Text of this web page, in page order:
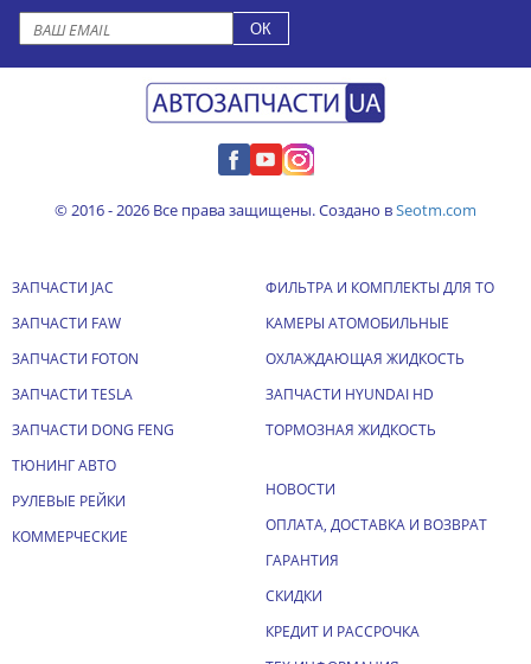
© 2016 - 2026 Все права защищены. Создано вSeotm.com
ЗАПЧАСТИ JAC
ЗАПЧАСТИ FAW
ЗАПЧАСТИ FOTON
ЗАПЧАСТИ TESLA
ЗАПЧАСТИ DONG FENG
ТЮНИНГ АВТО
РУЛЕВЫЕ РЕЙКИ
КОММЕРЧЕСКИЕ
ФИЛЬТРА И КОМПЛЕКТЫ ДЛЯ ТО
КАМЕРЫ АТОМОБИЛЬНЫЕ
ОХЛАЖДАЮЩАЯ ЖИДКОСТЬ
ЗАПЧАСТИ HYUNDAI HD
ТОРМОЗНАЯ ЖИДКОСТЬ
НОВОСТИ
ОПЛАТА, ДОСТАВКА И ВОЗВРАТ
ГАРАНТИЯ
СКИДКИ
КРЕДИТ И РАССРОЧКА